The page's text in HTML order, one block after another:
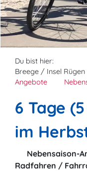
Du bist hier:
Breege / Insel Rügen
Angebote
6 Tage
im
Nebensaison-
Radfahren /